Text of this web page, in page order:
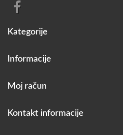
Kategorije
Informacije
Moj račun
Kontakt informacije